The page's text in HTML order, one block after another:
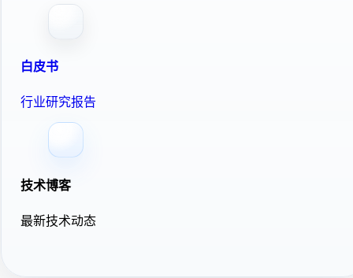
白皮书
行业研究报告
技术博客
最新技术动态